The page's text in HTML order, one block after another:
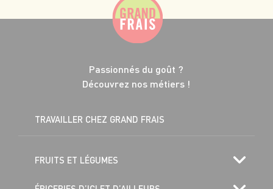
Passionnés du goût ?
Découvrez nos métiers !
TRAVAILLER CHEZ GRAND FRAIS
FRUITS ET LÉGUMES